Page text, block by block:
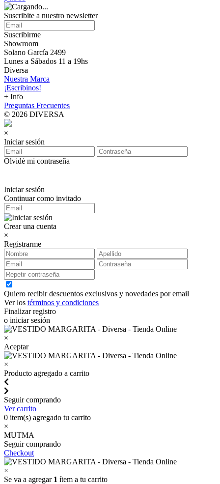
Suscribite a nuestro newsletter
Suscribirme
Showroom
Solano García 2499
Lunes a Sábados 11 a 19hs
Diversa
Nuestra Marca
¡Escribinos!
+ Info
Preguntas Frecuentes
© 2026 DIVERSA
×
Iniciar sesión
Olvidé mi contraseña
Iniciar sesión
Continuar como invitado
Crear una cuenta
×
Registrarme
Quiero recibir descuentos exclusivos y novedades por email
Ver los términos y condiciones
Finalizar registro
o iniciar sesión
×
Aceptar
×
Producto agregado a carrito
Seguir comprando
Ver carrito
0 item(s) agregado tu carrito
×
MUTMA
Seguir comprando
Checkout
×
Se va a agregar 1 ítem a tu carrito